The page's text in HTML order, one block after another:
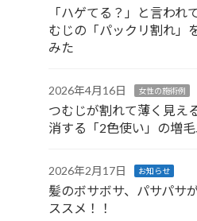
「ハゲてる？」と言われ
むじの「パックリ割れ」
みた
2026年4月16日 女性の施術例
つむじが割れて薄く見え
消する「2色使い」の増
2026年2月17日 お知らせ
髪のボサボサ、パサパサ
ススメ！！